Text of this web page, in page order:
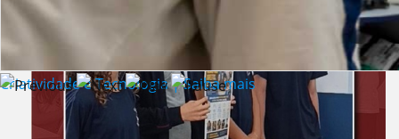
Criatividade e Tecnologia | Saiba mais